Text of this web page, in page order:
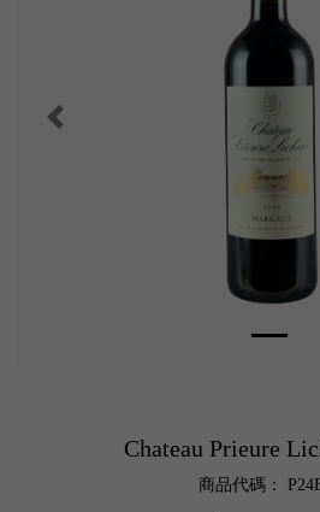
Chateau Prieure
商品代碼：